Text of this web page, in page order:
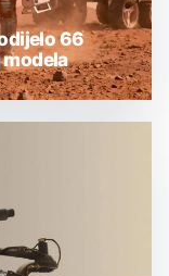
66